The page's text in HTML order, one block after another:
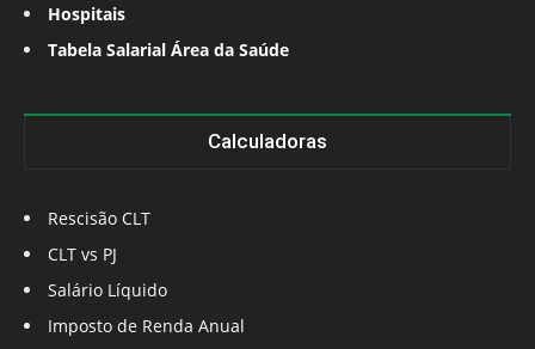
Hospitais
Tabela Salarial Área da Saúde
Calculadoras
Rescisão CLT
CLT vs PJ
Salário Líquido
Imposto de Renda Anual